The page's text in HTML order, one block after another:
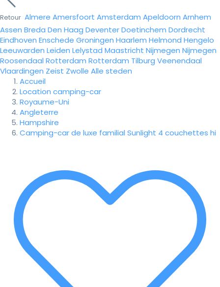
Retour Almere Amersfoort Amsterdam Apeldoorn Arnhem
Assen Breda Den Haag DeventerDoetinchem Dordrecht
Eindhoven Enschede Groningen Haarlem Helmond Hengelo
Leeuwarden Leiden Lelystad Maastricht Nijmegen Nijmegen
Roosendaal Rotterdam Rotterdam Tilburg Veenendaal
Vlaardingen Zeist Zwolle Alle steden
Accueil
Location camping-car
Royaume-Uni
Angleterre
Hampshire
Camping-car de luxe familial Sunlight 4 couchettes hi